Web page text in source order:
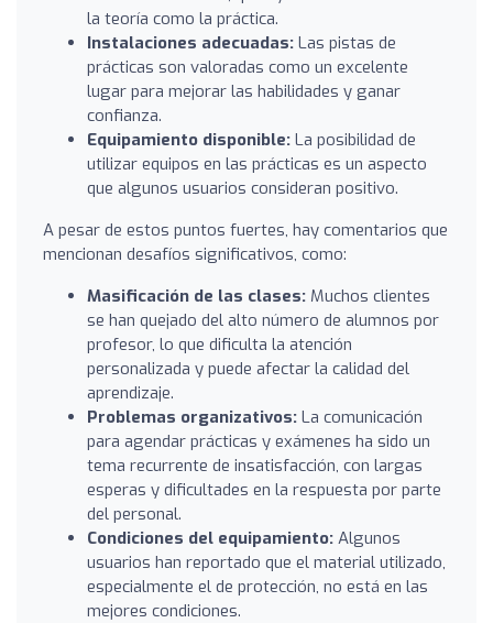
la teoría como la práctica.
Instalaciones adecuadas: Las pistas de
prácticas son valoradas como un excelente
lugar para mejorar las habilidades y ganar
confianza.
Equipamiento disponible: La posibilidad de
utilizar equipos en las prácticas es un aspecto
que algunos usuarios consideran positivo.
A pesar de estos puntos fuertes, hay comentarios que
mencionan desafíos significativos, como:
Masificación de las clases: Muchos clientes
se han quejado del alto número de alumnos por
profesor, lo que dificulta la atención
personalizada y puede afectar la calidad del
aprendizaje.
Problemas organizativos: La comunicación
para agendar prácticas y exámenes ha sido un
tema recurrente de insatisfacción, con largas
esperas y dificultades en la respuesta por parte
del personal.
Condiciones del equipamiento: Algunos
usuarios han reportado que el material utilizado,
especialmente el de protección, no está en las
mejores condiciones.